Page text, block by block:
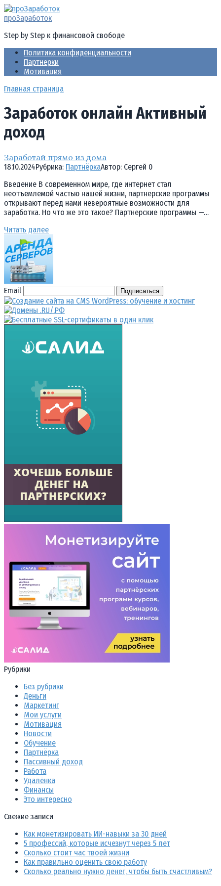
Перейти
к
проЗаработок
Step by Step к финансовой свободе
Политика конфиденциальности
Партнерки
Мотивация
Главная страница
Заработок онлайн Активный
доход
Заработай прямо из дома
18.10.2024Рубрика: ПартнёркаАвтор: Cергей 0
Введение В современном мире, где интернет стал
неотъемлемой частью нашей жизни, партнерские программы
открывают перед нами невероятные возможности для
заработка. Но что же это такое? Партнерские программы —…
Читать далее
Email Подписаться
Рубрики
Без рубрики
Деньги
Маркетинг
Мои услуги
Мотивация
Новости
Обучение
Партнёрка
Пассивный доход
Работа
Удалёнка
Финансы
Это интересно
Свежие записи
Как монетизировать ИИ-навыки за 30 дней
5 профессий, которые исчезнут через 5 лет
Сколько стоит час твоей жизни
Как правильно оценить свою работу
Сколько реально нужно денег, чтобы быть счастливым?